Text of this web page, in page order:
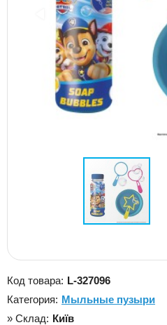
Код товара: L-327096
Категория: Мыльные пузыри
» Склад: Київ